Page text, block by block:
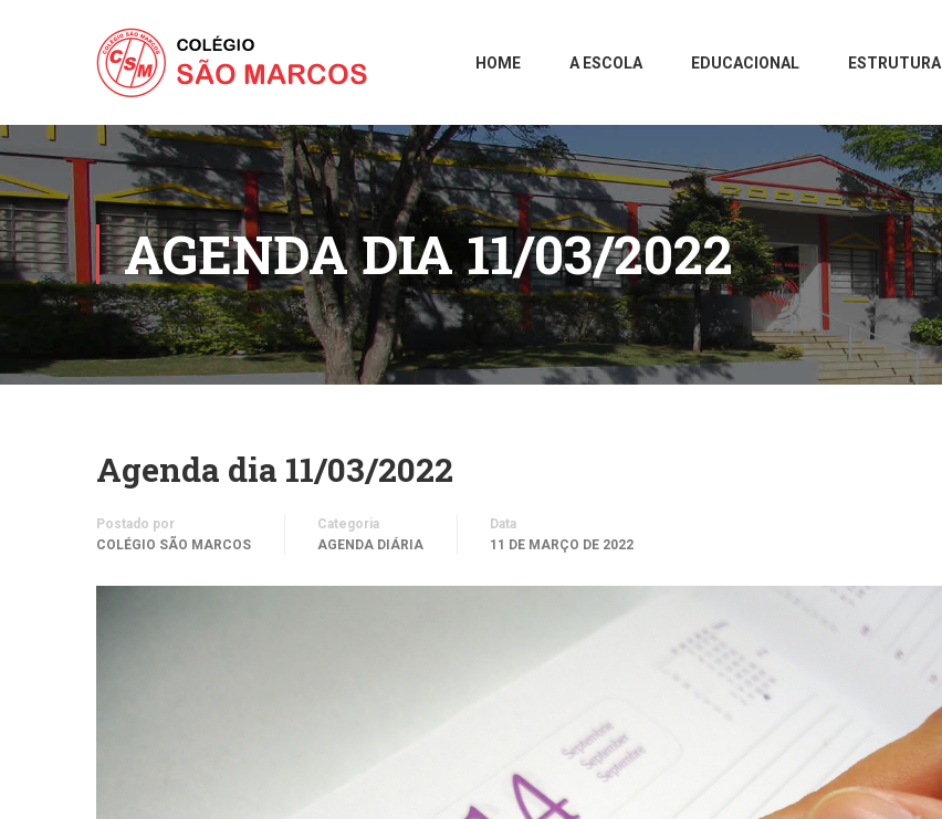
HOME A ESCOLA EDUCACIONAL ESTRUTURA
AGENDA DIA 11/03/2022
Agenda dia 11/03/2022
Postado por
COLÉGIO SÃO MARCOS
Categoria
AGENDA DIÁRIA
Data
11 DE MARÇO DE 2022